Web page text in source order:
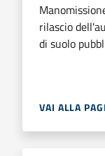
rilascio
di suolo
VAI ALLA